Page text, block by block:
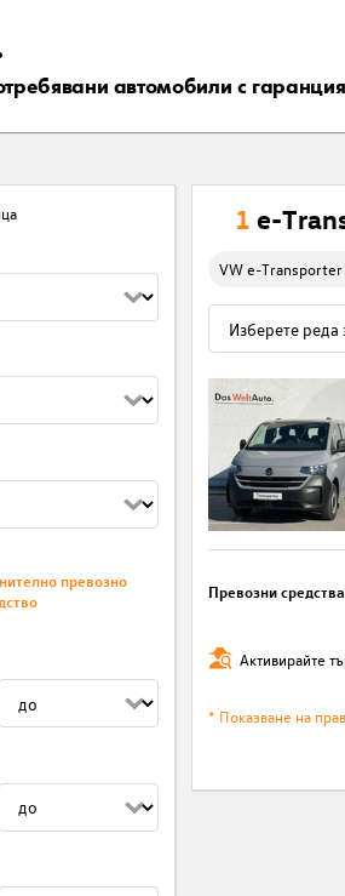
автомобили с гаранция
превозно
1 e-
VW e-Transporter
Превозни
Активирайте
* Показване на